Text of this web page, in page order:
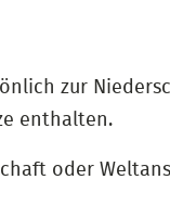
zur
enthalten.
oder